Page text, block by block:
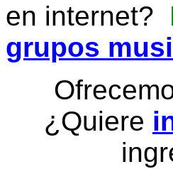
en internet?
grupos
¿Quiere